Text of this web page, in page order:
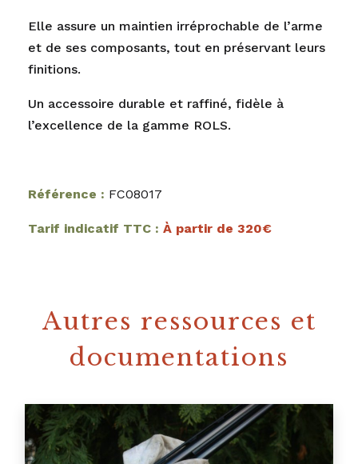
Elle assure un maintien irréprochable de l’arme
et de ses composants, tout en préservant leurs
finitions.
Un accessoire durable et raffiné, fidèle à
l’excellence de la gamme ROLS.
Référence : FC08017
Tarif indicatif TTC : À partir de 320€
Autres ressources et
documentations